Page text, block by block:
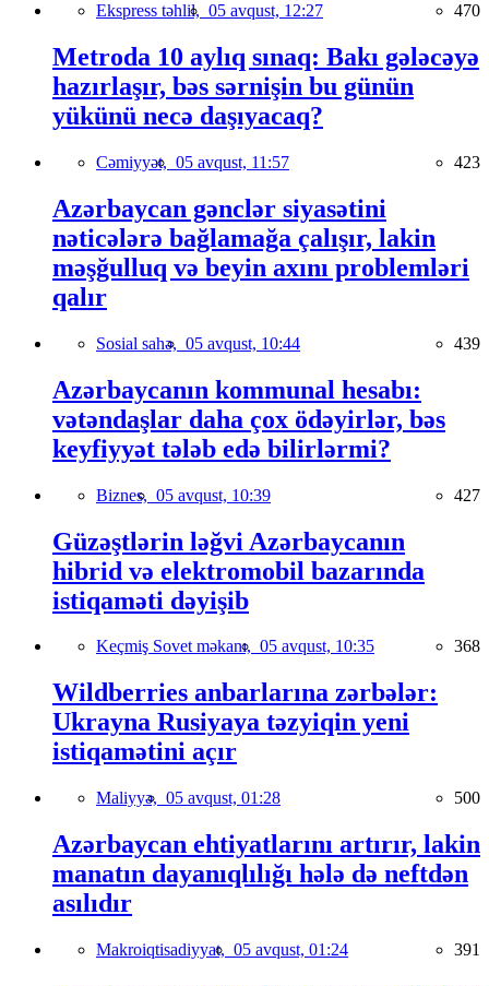
Ekspress təhlil, 05 avqust, 12:27 470
Metroda 10 aylıq sınaq: Bakı gələcəyə
hazırlaşır, bəs sərnişin bu günün
yükünü necə daşıyacaq?
Cəmiyyət, 05 avqust, 11:57 423
Azərbaycan gənclər siyasətini
nəticələrə bağlamağa çalışır, lakin
məşğulluq və beyin axını problemləri
qalır
Sosial sahə, 05 avqust, 10:44 439
Azərbaycanın kommunal hesabı:
vətəndaşlar daha çox ödəyirlər, bəs
keyfiyyət tələb edə bilirlərmi?
Biznes, 05 avqust, 10:39 427
Güzəştlərin ləğvi Azərbaycanın
hibrid və elektromobil bazarında
istiqaməti dəyişib
Keçmiş Sovet məkanı, 05 avqust, 10:35 368
Wildberries anbarlarına zərbələr:
Ukrayna Rusiyaya təzyiqin yeni
istiqamətini açır
Maliyyə, 05 avqust, 01:28 500
Azərbaycan ehtiyatlarını artırır, lakin
manatın dayanıqlılığı hələ də neftdən
asılıdır
Makroiqtisadiyyat, 05 avqust, 01:24 391